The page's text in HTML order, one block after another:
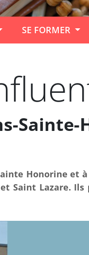
SE FORMER
Honorine et
Saint Lazare.